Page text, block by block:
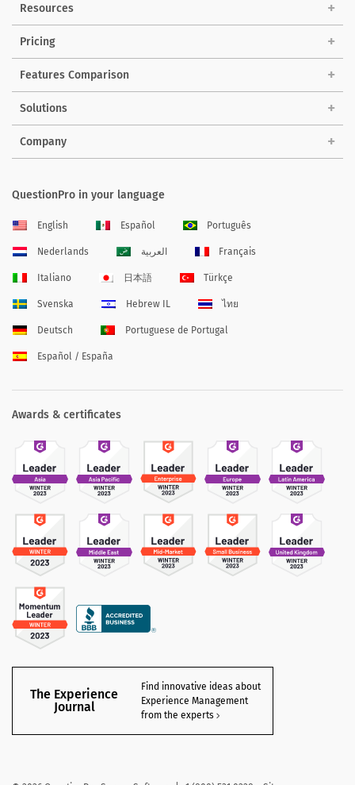
Resources
Pricing
Features Comparison
Solutions
Company
QuestionPro in your language
English Español Português
Nederlands العربية Français
Italiano 日本語 Türkçe
Svenska Hebrew IL ไทย
Deutsch Portuguese de Portugal
Español / España
Awards & certificates
The Experience
Journal
Find innovative ideas about
Experience Management
from the experts